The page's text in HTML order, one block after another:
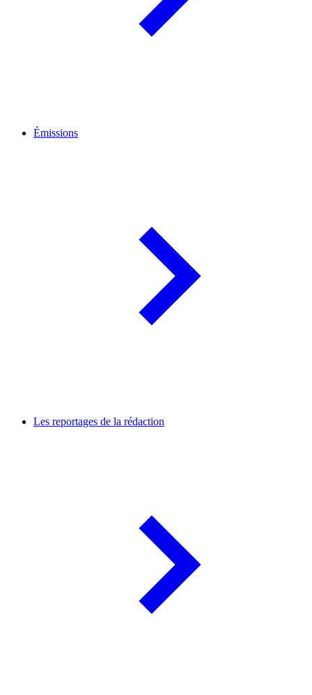
Émissions
Les reportages de la rédaction